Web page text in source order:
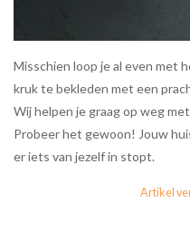
Misschien loop je al even met
kruk te bekleden met een
Wij helpen je graag op weg
Probeer het gewoon! Jouw
er iets van jezelf in stopt.
Artikel